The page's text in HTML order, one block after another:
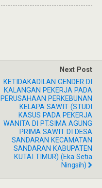
Next Post
KETIDAKADILAN GENDER DI
KALANGAN PEKERJA PADA
PERUSAHAAN PERKEBUNAN
KELAPA SAWIT (STUDI
KASUS PADA PEKERJA
WANITA DI PT.SIMA AGUNG
PRIMA SAWIT DI DESA
SANDARAN KECAMATAN
SANDARAN KABUPATEN
KUTAI TIMUR) (Eka Setia
Ningsih)